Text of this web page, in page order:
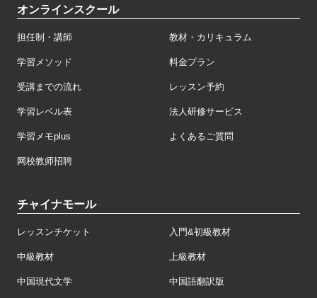
オンラインスクール
担任制・講師 教材・カリキュラム
学習メソッド 料金プラン
受講までの流れ レッスン予約
学習レベル表 法人研修サービス
学習メモplus よくあるご質問
网校教师招聘
チャイナモール
レッスンチケット 入門&初級教材
中級教材 上級教材
中国現代文学 中国語翻訳版